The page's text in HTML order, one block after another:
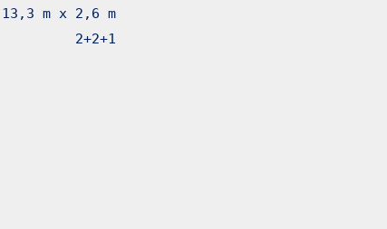
13,3 m x 2,6 m
2+2+1